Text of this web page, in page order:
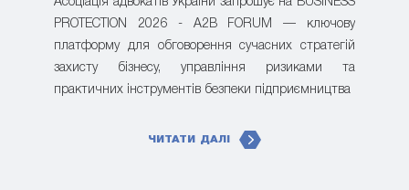
PROTECTION 2026 - A2B FORUM — ключову
платформу для обговорення сучасних стратегій
захисту бізнесу, управління ризиками та
практичних інструментів безпеки підприємництва
ЧИТАТИ ДАЛІ